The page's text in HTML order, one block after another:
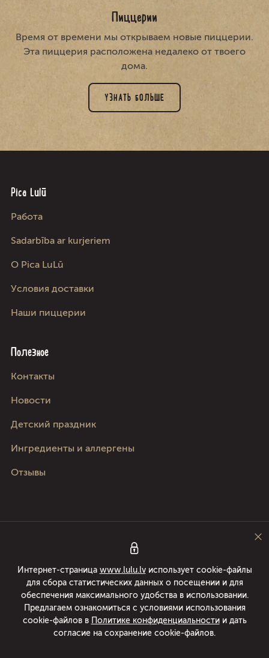
Пиццерии
Время от времени мы открываем новые пиццерии.
Эта пиццерия расположена недалеко от твоего
дома.
УЗНАТЬ БОЛЬШЕ
Pica Lulū
Работа
Sadarbība ar kurjeriem
О Pica LuLū
Условия доставки
Наши пиццерии
Полезное
Kонтакты
Новости
Детский праздник
Ингредиенты и аллергены
Отзывы
Следите за нами
Pica Lulū - лучшая пицца в Риге, Юрмале, Адажи и Кекаве! Доставка еды
24/7 в течении 49 минут или пицца бесплатно! Раскатываем пиццы с
1994 года.
Интернет-страница www.lulu.lvиспользует cookie-файлы
для сбора статистических данных о посещении и для
обеспечения максимального удобства в использовании.
Предлагаем ознакомиться с условиями использования
cookie-файлов в Политике конфиденциальностии дать
согласие на сохранение cookie-файлов.